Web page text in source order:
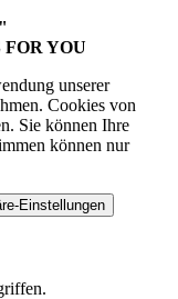
YOU
unserer
Cookies von
Sie können Ihre
können nur
Einstellungen